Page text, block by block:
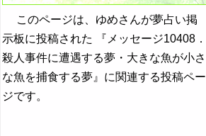
このページは、ゆめさんが夢占い掲
示板に投稿された 『メッセージ10408．
殺人事件に遭遇する夢・大きな魚が小さ
な魚を捕食する夢』に関連する投稿ペー
ジです。